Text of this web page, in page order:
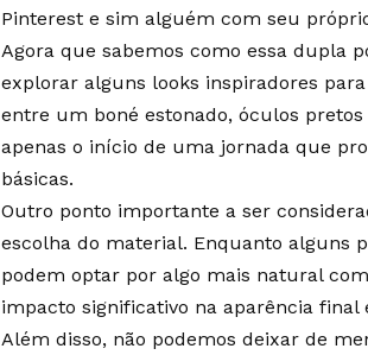
Pinterest e sim alguém com seu
Agora que sabemos como essa dupla
explorar alguns looks inspiradores
entre um boné estonado, óculos
apenas o início de uma jornada que
básicas.
Outro ponto importante a ser
escolha do material. Enquanto alguns
podem optar por algo mais natural
impacto significativo na aparência
Além disso, não podemos deixar de